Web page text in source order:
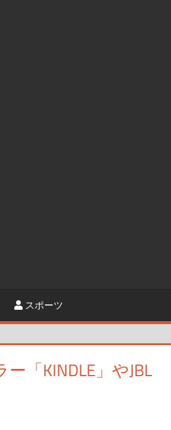
スポーツ
「KINDLE」やJBL